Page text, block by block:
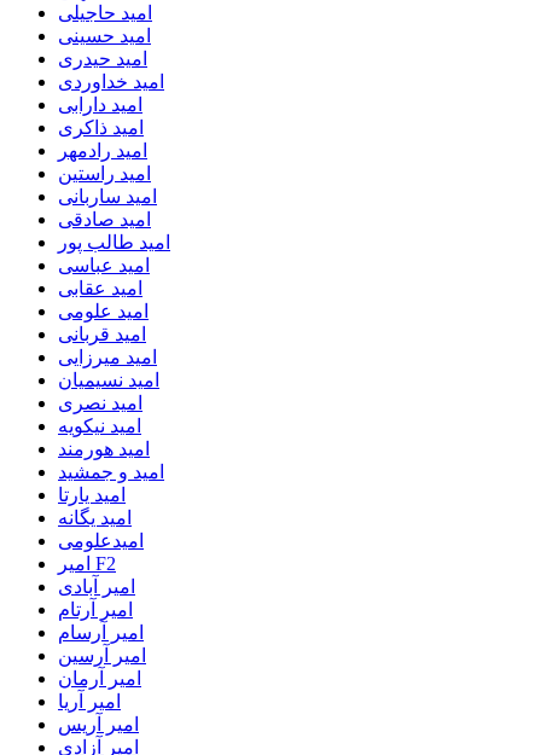
امید حاجیلی
امید حسینی
امید حیدری
امید خداوردی
امید دارابی
امید ذاکری
امید رادمهر
امید راستین
امید ساربانی
امید صادقی
امید طالب پور
امید عباسی
امید عقابی
امید علومی
امید قربانی
امید میرزایی
امید نسیمیان
امید نصری
امید نیکویه
امید هورمند
امید و جمشید
امید یارتا
امید یگانه
امیدعلومی
امیر F2
امیر آبادی
امیر آرتام
امیر آرسام
امیر آرسین
امیر آرمان
امیر آریا
امیر آریس
امیر آزادی